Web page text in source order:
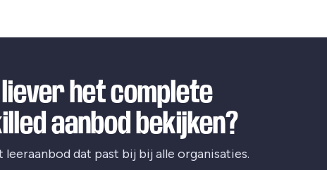
het complete
aanbod bekijken?
leeraanbod dat past bij bij alle organisaties.